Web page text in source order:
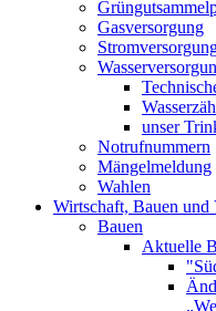
Gasversorgung
unser
Notrufnummern
Mängelmeldung
Wahlen
Wirtschaft, Bauen und
Bauen
Aktuelle